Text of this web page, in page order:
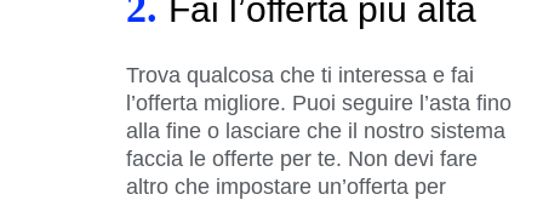
Fai l’offerta più alta
Trova qualcosa che ti interessa e fai
l’offerta migliore. Puoi seguire l’asta fino
alla fine o lasciare che il nostro sistema
faccia le offerte per te. Non devi fare
altro che impostare un’offerta per